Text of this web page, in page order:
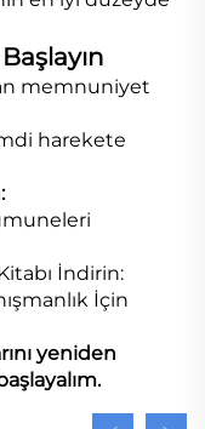
memnuniyet
harekete
İndirin:
İçin
yeniden